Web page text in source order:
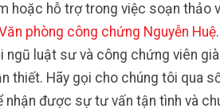
hoặc hỗ trợ trong việc soạn thảo
phòng công chứng Nguyễn Huệ
ngũ luật sư và công chứng viên
thiết. Hãy gọi cho chúng tôi qua
được sự tư vấn tận tình và